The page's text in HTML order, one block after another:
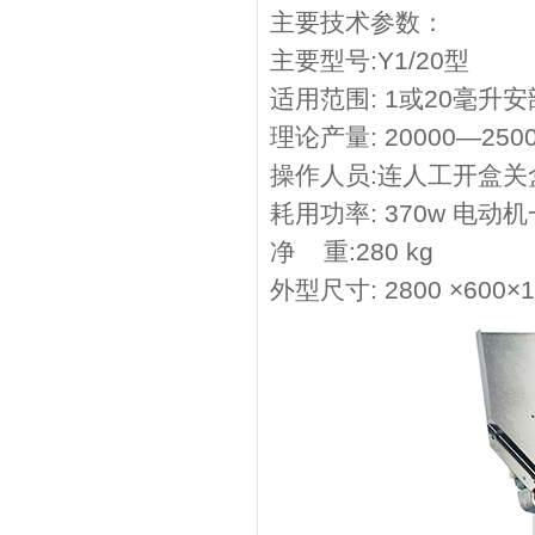
主要技术参数：
主要型号:Y1/
适用范围: 1或20毫升
理论产量:
操作人员:连人工
耗用功率: 370w
净 重:280
外型尺寸: 2800